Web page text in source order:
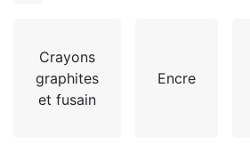
Crayons
graphites
et fusain
Encre